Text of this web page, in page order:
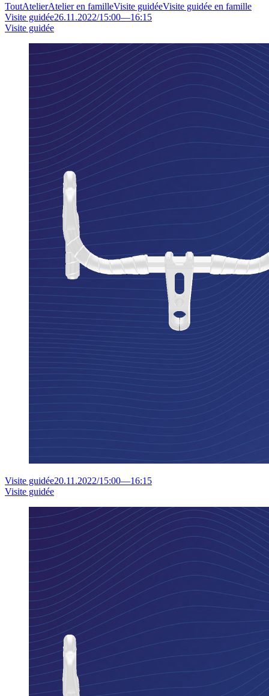
ToutAtelierAtelier en familleVisite guidéeVisite guidée en famille
Visite guidée26.11.2022/15:00—16:15
Visite guidée
Visite guidée20.11.2022/15:00—16:15
Visite guidée